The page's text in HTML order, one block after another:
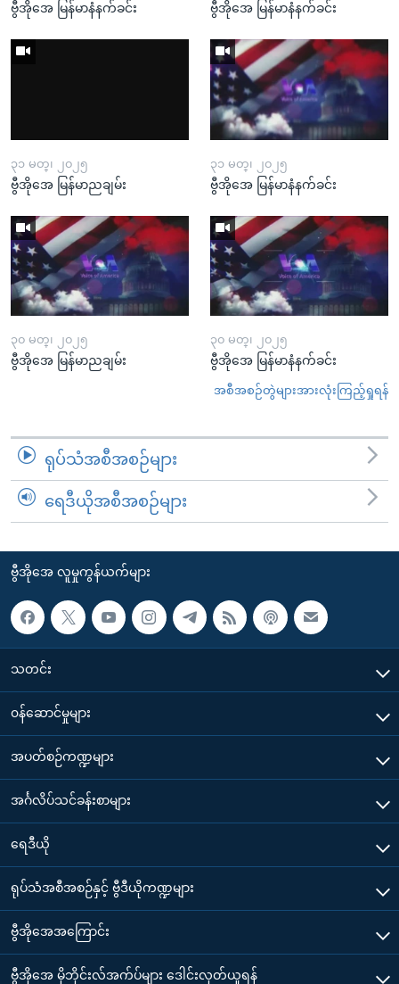
ဗွီအိုအေ မြန်မာနံနက်ခင်း ဗွီအိုအေ မြန်မာနံနက်ခင်း
၃၁ မတ္၊ ၂၀၂၅
ဗွီအိုအေ မြန်မာညချမ်း
၃၁ မတ္၊ ၂၀၂၅
ဗွီအိုအေ မြန်မာနံနက်ခင်း
၃၀ မတ္၊ ၂၀၂၅
ဗွီအိုအေ မြန်မာညချမ်း
၃၀ မတ္၊ ၂၀၂၅
ဗွီအိုအေ မြန်မာနံနက်ခင်း
အစီအစဉ်တွဲများအားလုံးကြည့်ရှုရန်
ရုပ်သံအစီအစဉ်များ
ရေဒီယိုအစီအစဉ်များ
ဗွီအိုအေ လူမှုကွန်ယက်များ
သတင်း
၀န်ဆောင်မှုများ
အပတ်စဉ်ကဏ္ဍများ
အင်္ဂလိပ်သင်ခန်းစာများ
ရေဒီယို
ရုပ်သံအစီအစဉ်နှင့် ဗွီဒီယိုကဏ္ဍများ
ဗွီအိုအေအကြောင်း
ဗွီအိုအေ မိုဘိုင်းလ်အက်ပ်များ ဒေါင်းလုတ်ယူရန်